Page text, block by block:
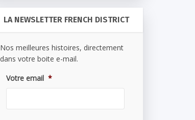
LA NEWSLETTER FRENCH DISTRICT
Nos meilleures histoires, directement
dans votre boite e-mail.
Votre email *